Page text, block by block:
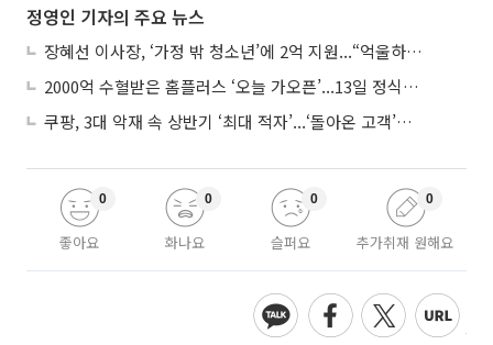
정영인 기자의 주요 뉴스
장혜선 이사장, ‘가정 밖 청소년’에 2억 지원...“억울하고 아파도 단단해지길”
2000억 수혈받은 홈플러스 ‘오늘 가오픈’...13일 정식 개장 시험대
쿠팡, 3대 악재 속 상반기 ‘최대 적자’...‘돌아온 고객’에 수익성 반등 주목
좋아요
0
화나요
0
슬퍼요
0
추가취재 원해요
0